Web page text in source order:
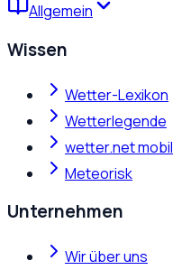
Allgemein
Wissen
Wetter-Lexikon
Wetterlegende
wetter.net mobil
Meteorisk
Unternehmen
Wir über uns